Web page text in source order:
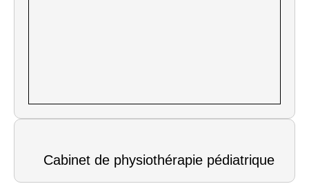
Cabinet de physiothérapie pédiatrique